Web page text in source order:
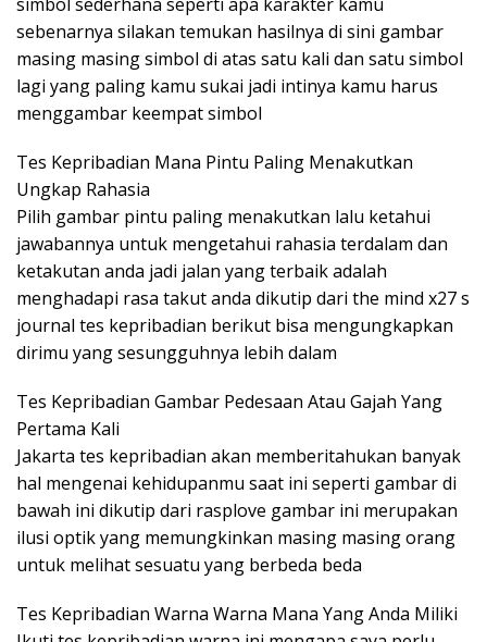
sebenarnya silakan temukan hasilnya di sini gambar
masing masing simbol di atas satu kali dan satu simbol
lagi yang paling kamu sukai jadi intinya kamu harus
menggambar keempat simbol
Tes Kepribadian Mana Pintu Paling Menakutkan
Ungkap Rahasia
Pilih gambar pintu paling menakutkan lalu ketahui
jawabannya untuk mengetahui rahasia terdalam dan
ketakutan anda jadi jalan yang terbaik adalah
menghadapi rasa takut anda dikutip dari the mind x27 s
journal tes kepribadian berikut bisa mengungkapkan
dirimu yang sesungguhnya lebih dalam
Tes Kepribadian Gambar Pedesaan Atau Gajah Yang
Pertama Kali
Jakarta tes kepribadian akan memberitahukan banyak
hal mengenai kehidupanmu saat ini seperti gambar di
bawah ini dikutip dari rasplove gambar ini merupakan
ilusi optik yang memungkinkan masing masing orang
untuk melihat sesuatu yang berbeda beda
Tes Kepribadian Warna Warna Mana Yang Anda Miliki